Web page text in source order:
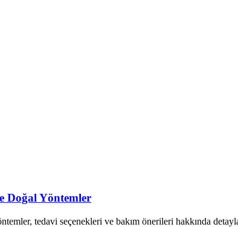
Doğal Yöntemler
tedavi seçenekleri ve bakım önerileri hakkında